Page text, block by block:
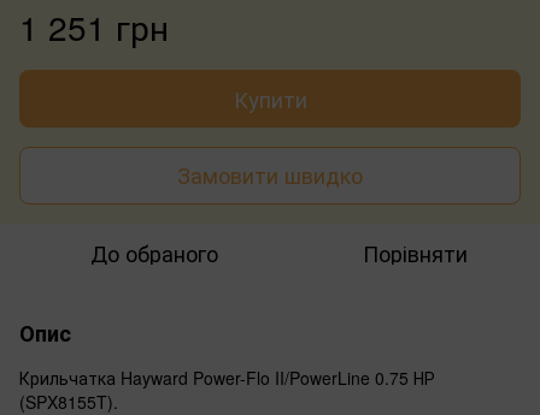
1 251 грн
Купити
Замовити швидко
До обраного Порівняти
Опис
Крильчатка Hayward Power-Flo II/PowerLine 0.75 НР
(SPX8155T).